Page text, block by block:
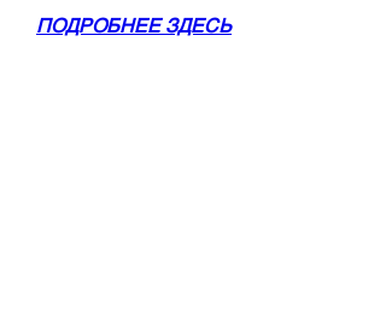
ПОДРОБНЕЕ ЗДЕСЬ